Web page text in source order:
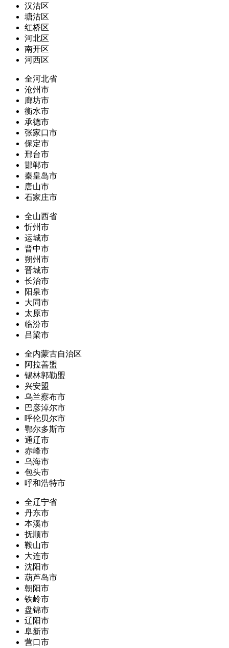
汉沽区
塘沽区
红桥区
河北区
南开区
河西区
全河北省
沧州市
廊坊市
衡水市
承德市
张家口市
保定市
邢台市
邯郸市
秦皇岛市
唐山市
石家庄市
全山西省
忻州市
运城市
晋中市
朔州市
晋城市
长治市
阳泉市
大同市
太原市
临汾市
吕梁市
全内蒙古自治区
阿拉善盟
锡林郭勒盟
兴安盟
乌兰察布市
巴彦淖尔市
呼伦贝尔市
鄂尔多斯市
通辽市
赤峰市
乌海市
包头市
呼和浩特市
全辽宁省
丹东市
本溪市
抚顺市
鞍山市
大连市
沈阳市
葫芦岛市
朝阳市
铁岭市
盘锦市
辽阳市
阜新市
营口市